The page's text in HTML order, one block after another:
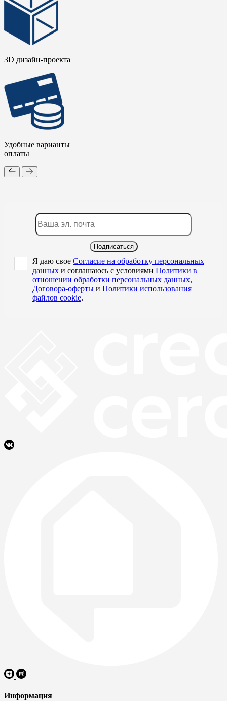
3D дизайн-проекта
Удобные варианты
оплаты
Подписаться
Я даю свое Согласие на обработку персональных
данных и соглашаюсь с условиями Политики в
отношении обработки персональных данных,
Договора-оферты и Политики использования
файлов cookie.
Информация